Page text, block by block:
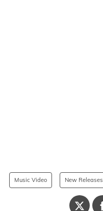
Music Video New Releases